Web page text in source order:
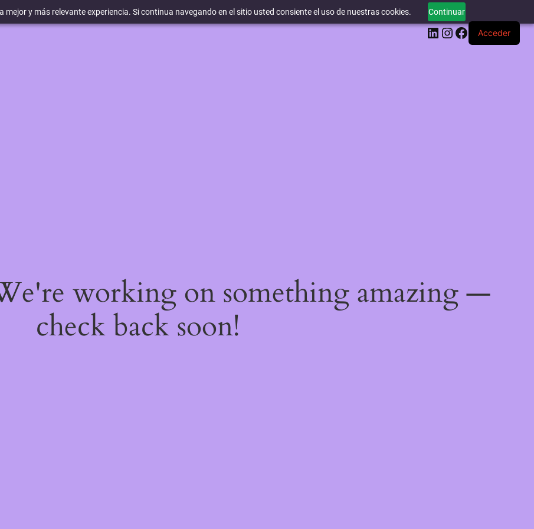
y más relevante experiencia. Si continua navegando en el sitio usted consiente el uso de nuestras cookies. Continuar
LinkedIn
Instagram
Facebook
Acceder
working on something amazing —
check back soon!